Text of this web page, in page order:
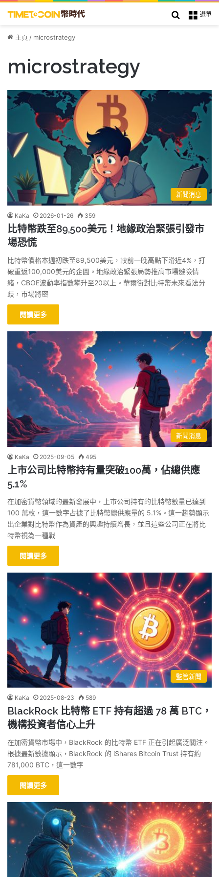
選單
搜索
主頁 / microstrategy
microstrategy
新聞消息
KaKa 2026-01-26 359
比特幣跌至89,500美元！地緣政治緊張引發市
場恐慌
比特幣價格本週初跌至89,500美元，較前一晚高點下滑近4%，打
破重返100,000美元的企圖。地緣政治緊張局勢推高市場避險情
緒，CBOE波動率指數攀升至20以上。華爾街對比特幣未來看法分
歧，市場將密
閱讀更多
新聞消息
KaKa 2025-09-05 495
上市公司比特幣持有量突破100萬，佔總供應
5.1%
在加密貨幣領域的最新發展中，上市公司持有的比特幣數量已達到
100 萬枚，這一數字占據了比特幣總供應量的 5.1%。這一趨勢顯示
出企業對比特幣作為資產的興趣持續增長，並且這些公司正在將比
特幣視為一種戰
閱讀更多
監管新聞
KaKa 2025-08-23 589
BlackRock 比特幣 ETF 持有超過 78 萬 BTC，
機構投資者信心上升
在加密貨幣市場中，BlackRock 的比特幣 ETF 正在引起廣泛關注。
根據最新數據顯示，BlackRock 的 iShares Bitcoin Trust 持有約
781,000 BTC，這一數字
閱讀更多